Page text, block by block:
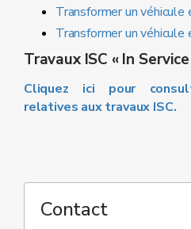
Transformer un véhicule
Transformer un véhicule
Travaux ISC « In
Cliquez ici pour
relatives aux travaux ISC.
Contact